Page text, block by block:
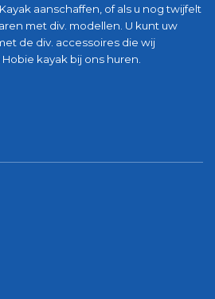
aanschaffen, of als u nog twijfelt
met div. modellen. U kunt uw
de div. accessoires die wij
kayak bij ons huren.